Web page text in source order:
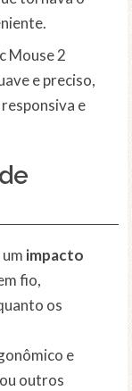
Mouse 2
e preciso,
e
impacto
fio,
os
e
outros